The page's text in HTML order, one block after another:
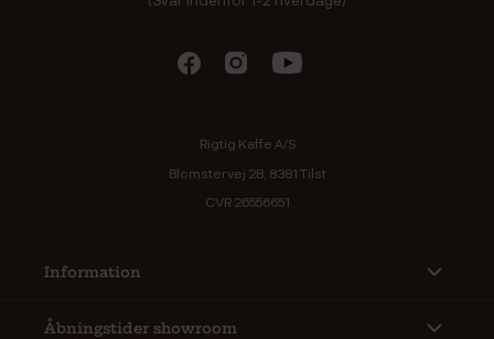
Rigtig Kaffe A/S
Blomstervej 2B, 8381 Tilst
CVR 26556651
Information
Åbningstider showroom